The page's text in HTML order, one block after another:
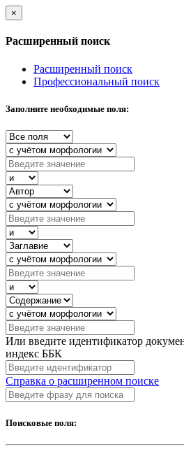
×
Расширенный поиск
Расширенный поиск
Профессиональный поиск
Заполните необходимые поля:
Или введите идентификатор
индекс ББК
Справка о расширенном поиске
Поисковые поля: